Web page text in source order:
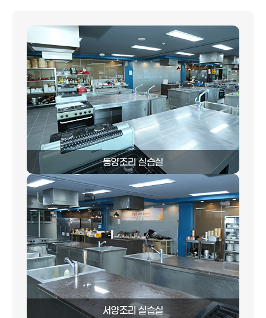
동양조리 실습실
서양조리 실습실